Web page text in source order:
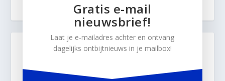
Gratis e-mail
nieuwsbrief!
Laat je e-mailadres achter en ontvang
dagelijks ontbijtnieuws in je mailbox!